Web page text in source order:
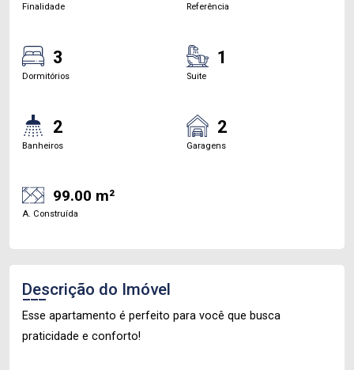
Finalidade Referência
3
Dormitórios
1
Suite
2
Banheiros
2
Garagens
99.00 m²
A. Construída
Descrição do Imóvel
Esse apartamento é perfeito para você que busca
praticidade e conforto!